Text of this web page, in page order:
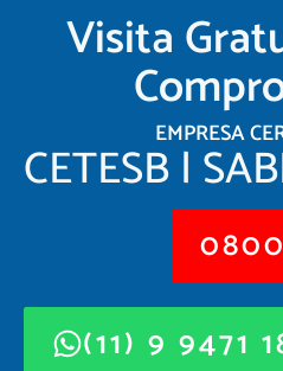
Visita
EMPRESA
CETESB |
(11) 9 9471